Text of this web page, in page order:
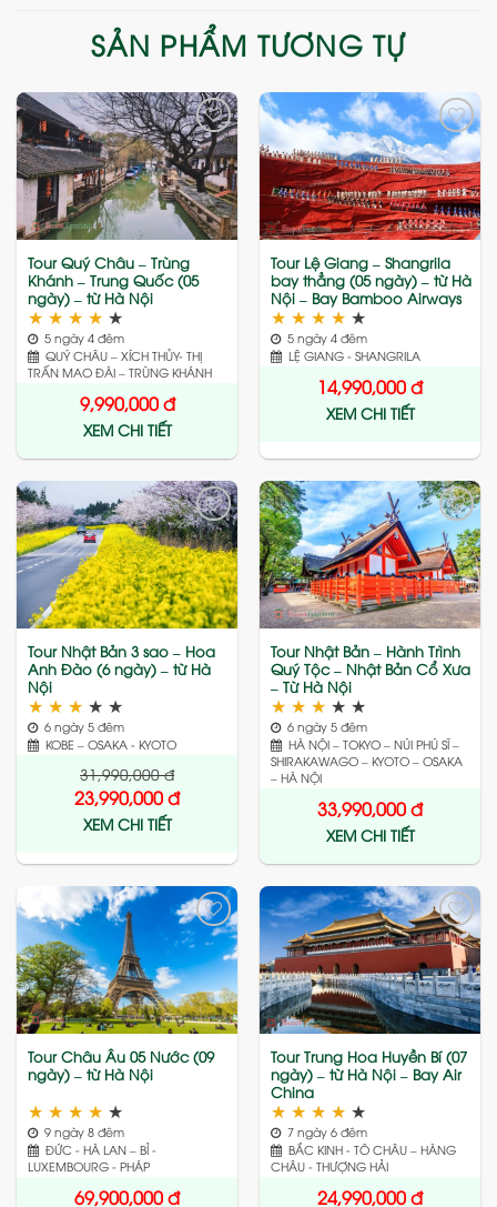
SẢN PHẨM TƯƠNG TỰ
Add
to
wishlist
Tour Quý Châu – Trùng
Khánh – Trung Quốc (05
ngày) – từ Hà Nội
★ ★ ★ ★ ★
5 ngày 4 đêm
QUÝ CHÂU – XÍCH THỦY- THỊ
TRẤN MAO ĐÀI – TRÙNG KHÁNH
9,990,000đ
XEM CHI TIẾT
Add
to
wishlist
Tour Lệ Giang – Shangrila
bay thẳng (05 ngày) – từ Hà
Nội – Bay Bamboo Airways
★ ★ ★ ★ ★
5 ngày 4 đêm
LỆ GIANG - SHANGRILA
14,990,000đ
XEM CHI TIẾT
Add
to
wishlist
Tour Nhật Bản 3 sao – Hoa
Anh Đào (6 ngày) – từ Hà
Nội
★ ★ ★ ★ ★
6 ngày 5 đêm
KOBE – OSAKA - KYOTO
31,990,000đ
23,990,000đ
XEM CHI TIẾT
Add
to
wishlist
Tour Nhật Bản – Hành Trình
Quý Tộc – Nhật Bản Cổ Xưa
– Từ Hà Nội
★ ★ ★ ★ ★
6 ngày 5 đêm
HÀ NỘI – TOKYO – NÚI PHÚ SĨ –
SHIRAKAWAGO – KYOTO – OSAKA
– HÀ NỘI
33,990,000đ
XEM CHI TIẾT
Add
to
wishlist
Tour Châu Âu 05 Nước (09
ngày) – từ Hà Nội
★ ★ ★ ★ ★
9 ngày 8 đêm
ĐỨC - HÀ LAN – BỈ -
LUXEMBOURG - PHÁP
69,900,000đ
Add
to
wishlist
Tour Trung Hoa Huyền Bí (07
ngày) – từ Hà Nội – Bay Air
China
★ ★ ★ ★ ★
7 ngày 6 đêm
BẮC KINH - TÔ CHÂU – HÀNG
CHÂU - THƯỢNG HẢI
24,990,000đ